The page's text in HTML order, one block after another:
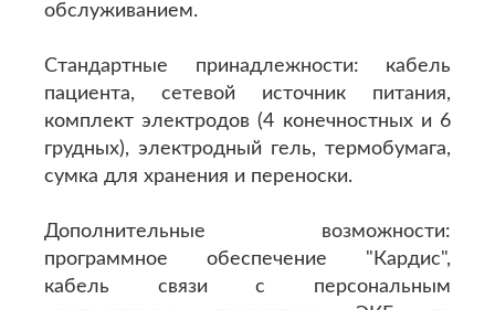
обслуживанием.
Стандартные принадлежности: кабель
пациента, сетевой источник питания,
комплект электродов (4 конечностных и 6
грудных), электродный гель, термобумага,
сумка для хранения и переноски.
Дополнительные возможности:
программное обеспечение "Кардис",
кабель связи с персональным